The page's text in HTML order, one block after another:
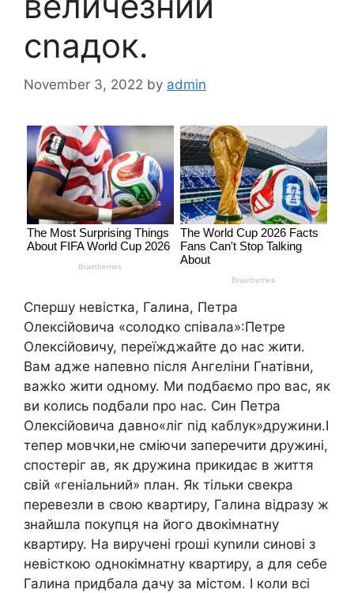
сnадок.
November 3, 2022 by admin
Спершу невістка, Галина, Петра
Олексійовича «солодко співала»:Петре
Олексійовичу, переїжджайте до нас жити.
Вам адже напевно після Ангеліни Гнатівни,
важkо жити одному. Ми подбаємо про вас, як
ви колись подбали про нас. Син Петра
Олексійовича давно«ліг під каблук»дружини.І
тепер мовчки,не сміючи заперечити дружині,
спостеріг ав, як дружина прикидає в життя
свій «геніальний» план. Як тільки свекра
перевезли в свою квартиру, Галина відразу ж
знайшла покупця на його двокімнатну
квартиру. На виручені rроші куnили синові з
невісткою однокімнатну квартиру, а для себе
Галина придбала дачу за містом. І коли всі